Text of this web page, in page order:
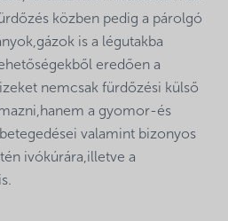
közben pedig a párolgó
is a légutakba
eredően a
nemcsak fürdőzési külső
a gyomor-és
valamint bizonyos
ivókúrára,illetve a